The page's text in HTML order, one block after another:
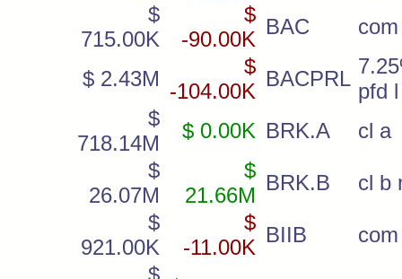
$
715.00K
$
-90.00K
BAC com
$ 2.43M
$
-104.00K
BACPRL
pfd l
$
718.14M
$ 0.00K BRK.A
cl a
$
26.07M
$
21.66M
BRK.B
cl b
$
921.00K
$
-11.00K
BIIB
com
$